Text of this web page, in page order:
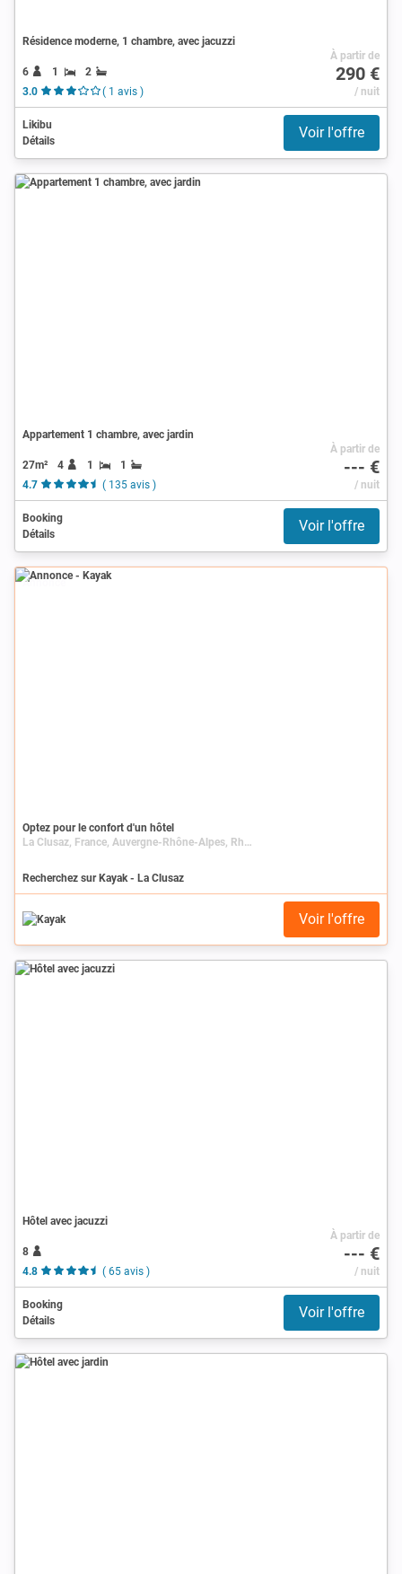
Résidence moderne, 1 chambre, avec jacuzzi
6 1
2
3.0
( 1 avis )
À partir de
290 €
/ nuit
Likibu
Détails
Voir l'offre
Appartement 1 chambre, avec jardin
27m² 4 1
1
4.7
( 135 avis )
À partir de
--- €
/ nuit
Booking
Détails
Voir l'offre
Annonce
Optez pour le confort d'un hôtel
La Clusaz, France, Auvergne-Rhône-Alpes, Rhône-Alpes, Haute-Savoie
Recherchez sur Kayak - La Clusaz
Voir l'offre
Hôtel avec jacuzzi
8
4.8
( 65 avis )
À partir de
--- €
/ nuit
Booking
Détails
Voir l'offre